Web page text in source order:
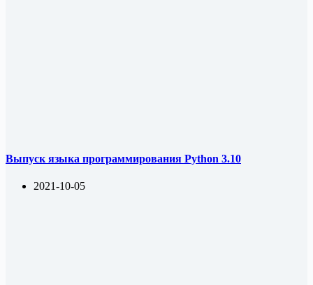
Выпуск языка программирования Python 3.10
2021-10-05